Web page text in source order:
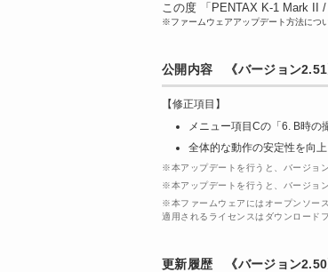
この度 「PENTAX K-1 Mark II
※ファームウェアアップデート方法につ
公開内容 《バージョン
【修正項目】
メニュー項目Cの「6. B時の
全体的な動作の安定性を向上
※本アップデートを行うと、バージョ
※本アップデートを行うと、バージョ
※本ファームウェアにはオープンソー
適用されるライセンスはダウンロード
更新履歴 《バージョン